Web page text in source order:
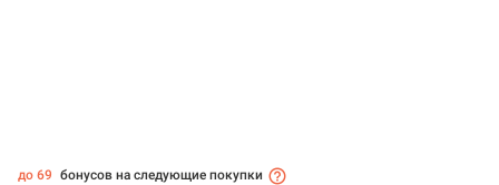
до 69 бонусов на следующие покупки